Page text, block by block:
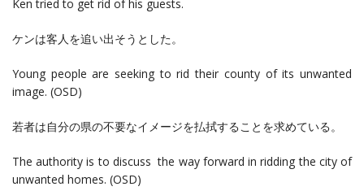
Ken tried to get rid of his guests.
ケンは客人を追い出そうとした。
Young people are seeking to rid their county of its unwanted
image. (OSD)
若者は自分の県の不要なイメージを払拭することを求めている。
The authority is to discuss the way forward in ridding the city of
unwanted homes. (OSD)